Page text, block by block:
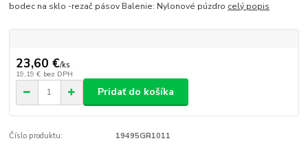
bodec na sklo -rezač pásov Balenie: Nylonové púzdro celý popis
23,60 €/ks
19,19 € bez DPH
Pridať do košíka
Číslo produktu: 19495GR1011